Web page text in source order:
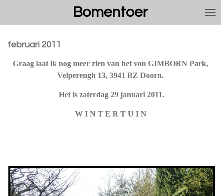
de
Bomentoer
februari 2011
Graag laat ik nog meer zien van het von GIMBORN Park,
Velperengh 13, 3941 BZ Doorn.
Het is zaterdag 29 januari 2011.
W I N T E R T U I N